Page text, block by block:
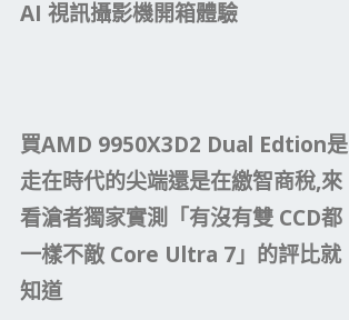
AI 視訊攝影機開箱體驗
買AMD 9950X3D2 Dual Edtion是
走在時代的尖端還是在繳智商稅,來
看滄者獨家實測「有沒有雙 CCD都
一樣不敵 Core Ultra 7」的評比就
知道